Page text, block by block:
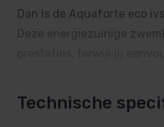
Dan is de Aquaforte eco
Deze energiezuinige
Geschikt voor
Technische